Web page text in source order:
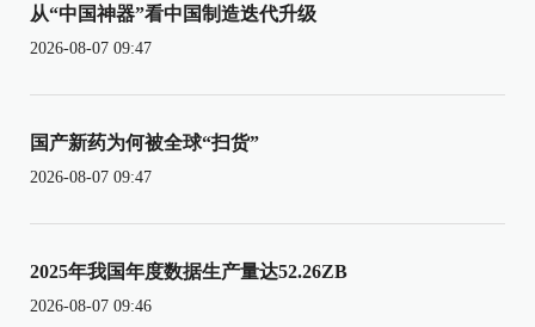
从“中国神器”看中国制造迭代升级
2026-08-07 09:47
国产新药为何被全球“扫货”
2026-08-07 09:47
2025年我国年度数据生产量达52.26ZB
2026-08-07 09:46